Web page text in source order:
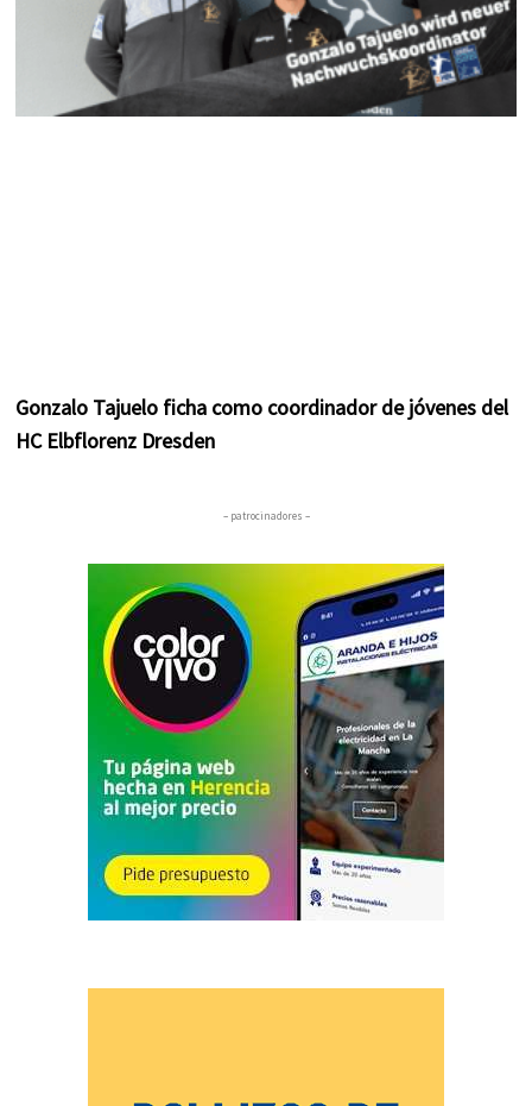
Gonzalo Tajuelo ficha como coordinador de jóvenes del
HC Elbflorenz Dresden
– patrocinadores –